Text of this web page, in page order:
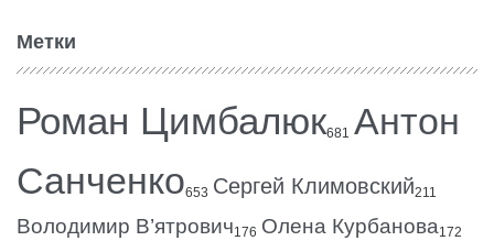
Метки
Роман Цимбалюк681 Антон
Санченко653 Сергей Климовский211
Володимир В’ятрович176 Олена Курбанова172